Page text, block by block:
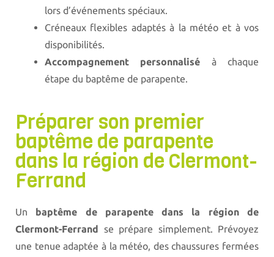
lors d’événements spéciaux.
Créneaux flexibles adaptés à la météo et à vos
disponibilités.
Accompagnement personnalisé à chaque
étape du baptême de parapente.
Préparer son premier
baptême de parapente
dans la région de Clermont-
Ferrand
Un
baptême de parapente dans la région de
Clermont-Ferrand
se prépare simplement. Prévoyez
une tenue adaptée à la météo, des chaussures fermées